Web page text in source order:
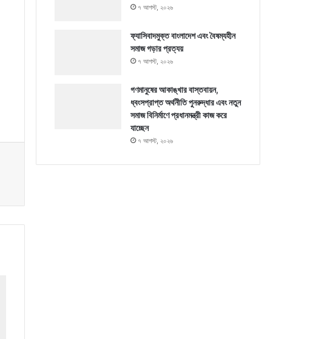
৭ আগস্ট, ২০২৬
ফ্যাসিবাদমুক্ত বাংলাদেশ এবং বৈষম্যহীন
সমাজ গড়ার প্রত্যয়
৭ আগস্ট, ২০২৬
গণমানুষের আকাঙ্খার বাস্তবায়ন,
ধ্বংসপ্রাপ্ত অর্থনীতি পুনরুদ্ধার এবং নতুন
সমাজ বিনির্মাণে প্রধানমন্ত্রী কাজ করে
যাচ্ছেন
৭ আগস্ট, ২০২৬